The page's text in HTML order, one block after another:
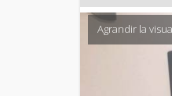
Agrandir la